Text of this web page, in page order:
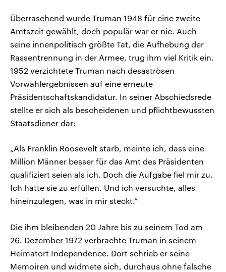
Überraschend wurde Truman 1948 für eine zweite
Amtszeit gewählt, doch populär war er nie. Auch
seine innenpolitisch größte Tat, die Aufhebung der
Rassentrennung in der Armee, trug ihm viel Kritik ein.
1952 verzichtete Truman nach desaströsen
Vorwahlergebnissen auf eine erneute
Präsidentschaftskandidatur. In seiner Abschiedsrede
stellte er sich als bescheidenen und pflichtbewussten
Staatsdiener dar:
„Als Franklin Roosevelt starb, meinte ich, dass eine
Million Männer besser für das Amt des Präsidenten
qualifiziert seien als ich. Doch die Aufgabe fiel mir zu.
Ich hatte sie zu erfüllen. Und ich versuchte, alles
hineinzulegen, was in mir steckt.“
Die ihm bleibenden 20 Jahre bis zu seinem Tod am
26. Dezember 1972 verbrachte Truman in seinem
Heimatort Independence. Dort schrieb er seine
Memoiren und widmete sich, durchaus ohne falsche